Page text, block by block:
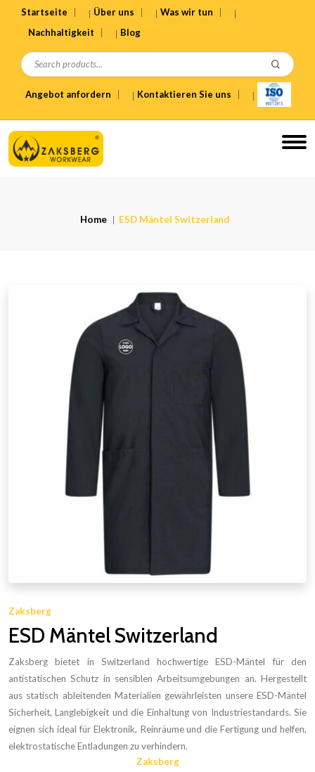
Startseite Über uns
Was wir tun
Nachhaltigkeit
Blog
Angebot anfordern Kontaktieren Sie uns
Home ESD Mäntel Switzerland
Zaksberg
ESD Mäntel Switzerland
Zaksberg bietet in Switzerland hochwertige ESD-Mäntel für den
antistatischen Schutz in sensiblen Arbeitsumgebungen an. Hergestellt
aus statisch ableitenden Materialien gewährleisten unsere ESD-Mäntel
Sicherheit, Langlebigkeit und die Einhaltung von Industriestandards. Sie
eignen sich ideal für Elektronik, Reinräume und die Fertigung und helfen,
elektrostatische Entladungen zu verhindern.
Zaksberg